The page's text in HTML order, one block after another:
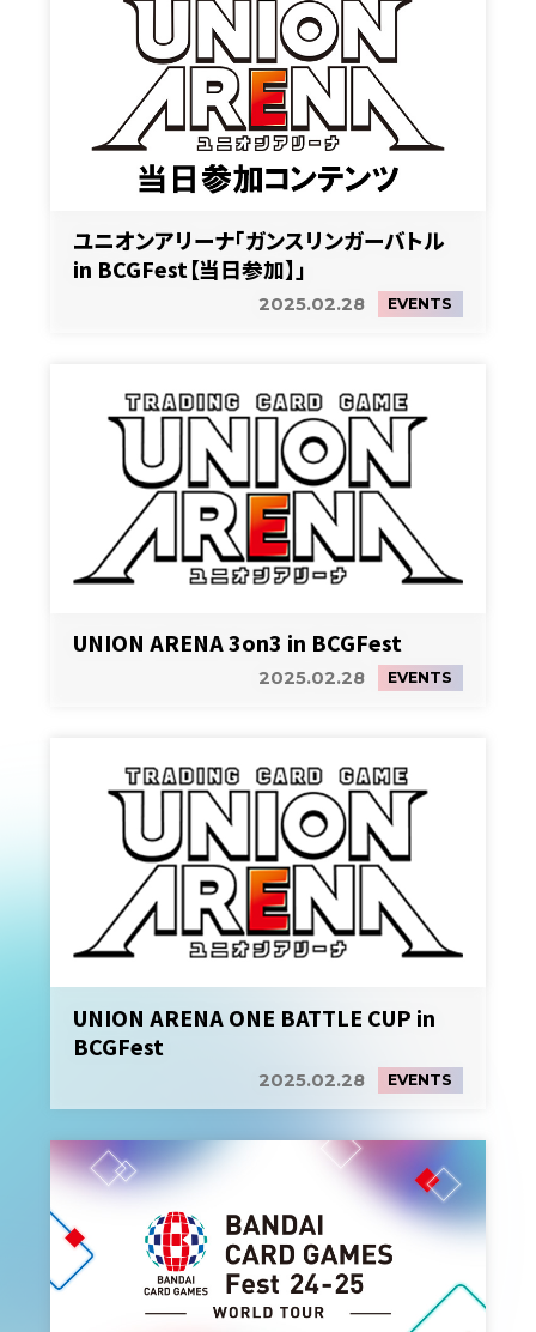
ユニオンアリーナ「ガンスリンガーバトル
in BCGFest【当日参加】」
2025.02.28 EVENTS
UNION ARENA 3on3 in BCGFest
2025.02.28 EVENTS
UNION ARENA ONE BATTLE CUP in
BCGFest
2025.02.28 EVENTS